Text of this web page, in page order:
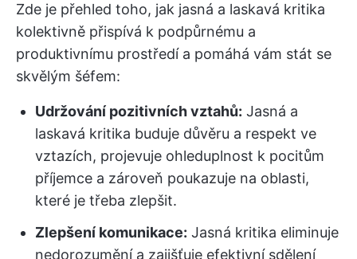
Zde je přehled toho, jak jasná a laskavá kritika
kolektivně přispívá k podpůrnému a
produktivnímu prostředí a pomáhá vám stát se
skvělým šéfem:
Udržování pozitivních vztahů: Jasná a
laskavá kritika buduje důvěru a respekt ve
vztazích, projevuje ohleduplnost k pocitům
příjemce a zároveň poukazuje na oblasti,
které je třeba zlepšit.
Zlepšení komunikace: Jasná kritika eliminuje
nedorozumění a zajišťuje efektivní sdělení